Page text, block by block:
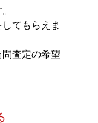
てもらえま
査定の希望